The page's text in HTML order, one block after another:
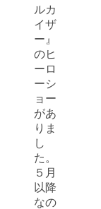
ルカ
イザ
ー』
のヒ
ーロ
ーシ
ョー
があ
りま
し
た。
５月
以降
なの